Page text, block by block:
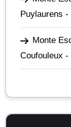
Puylaurens -
Monte
Coufouleux -